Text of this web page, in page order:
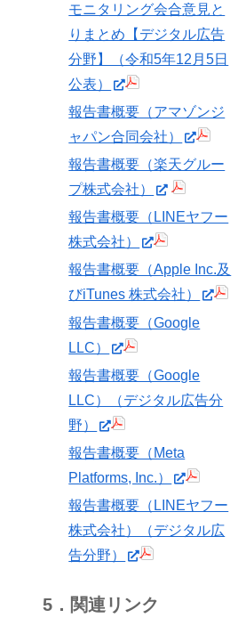
モニタリング会合意見と
りまとめ【デジタル広告
分野】（令和5年12月5日
公表）
報告書概要（アマゾンジ
ャパン合同会社）
報告書概要（楽天グルー
プ株式会社）
報告書概要（LINEヤフー
株式会社）
報告書概要（Apple Inc.及
びiTunes 株式会社）
報告書概要（Google
LLC）
報告書概要（Google
LLC）（デジタル広告分
野）
報告書概要（Meta
Platforms, Inc.）
報告書概要（LINEヤフー
株式会社）（デジタル広
告分野）
5．関連リンク